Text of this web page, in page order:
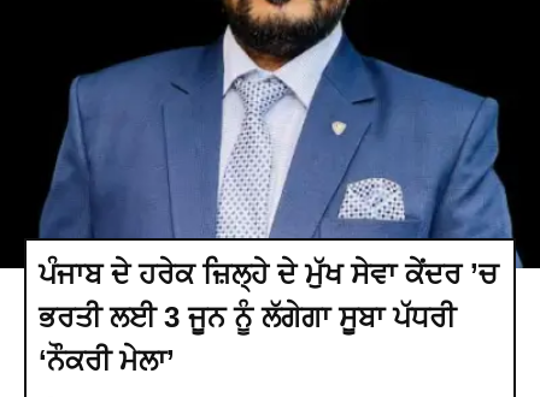
ਪੰਜਾਬ ਦੇ ਹਰੇਕ ਜ਼ਿਲ੍ਹੇ ਦੇ ਮੁੱਖ ਸੇਵਾ ਕੇਂਦਰ ’ਚ
ਭਰਤੀ ਲਈ 3 ਜੂਨ ਨੂੰ ਲੱਗੇਗਾ ਸੂਬਾ ਪੱਧਰੀ
‘ਨੌਕਰੀ ਮੇਲਾ’